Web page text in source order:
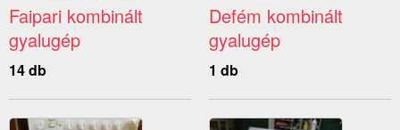
Faipari kombinált
gyalugép
14 db
Defém kombinált
gyalugép
1 db